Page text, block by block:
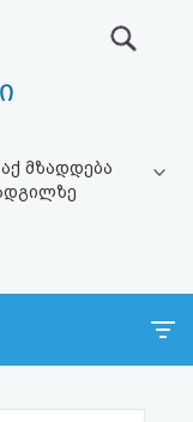
მზადდება